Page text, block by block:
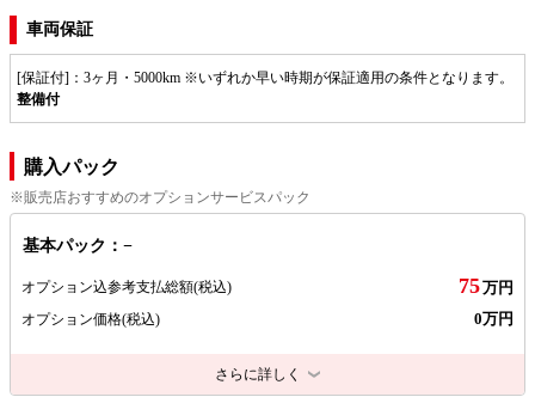
車両保証
[保証付]：3ヶ月・5000km ※いずれか早い時期が保証適用の条件となります。
整備付
購入パック
※販売店おすすめのオプションサービスパック
基本パック：−
オプション込参考支払総額(税込) 75万円
オプション価格(税込) 0万円
さらに詳しく